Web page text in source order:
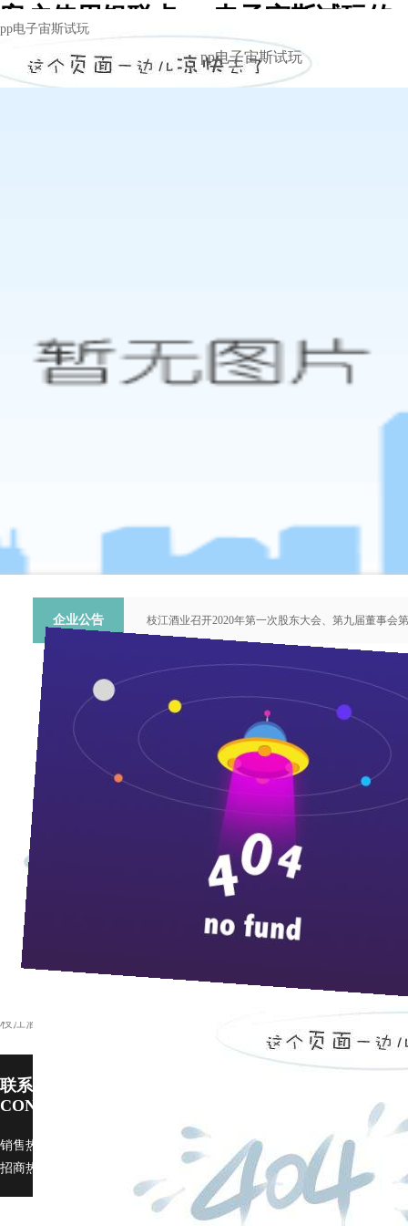
客户使用银联卡 pp电子宙斯试玩的
支付方式更自由 -pp电子宙斯试玩
pp电子宙斯试玩
pp电子宙斯试玩
企业公告
枝江酒业召开2020年第一次股东大会、第九届董事会
关于提名推荐第六届中国青年科技工作者协会会员人
枝江酒业召开2018年第二次股东大会、第八届董事会
枝江酒业召开2015年第一次股东大会、第七届董事会
“谦泰吉文苑”征稿启事
客户使用
月底开始，枝江酒类销售有限责任公司财务部与
制，避免了公司日常收取现金及供货异地收取现金的
货款回笼更加方便、快捷、安全。(李庆锋
枝江酒业为湖北白酒制造龙头企业
联系pp电子宙斯试玩
CONTACT US
销售热线：0717-4229999 广告部： ggb@zi9.com 市场部： scb@zj9.com
招商热线：0717-4229508 / 4229496 传真：0717-4229368 邮政编码：